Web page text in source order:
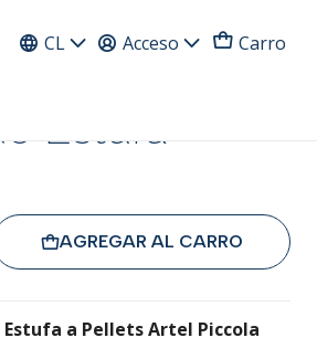
CL Acceso Carro
Estufa
AGREGAR AL CARRO
a Pellets Artel Piccola